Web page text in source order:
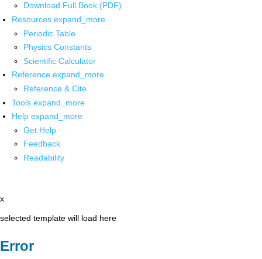
Download Full Book (PDF)
Resources expand_more
Periodic Table
Physics Constants
Scientific Calculator
Reference expand_more
Reference & Cite
Tools expand_more
Help expand_more
Get Help
Feedback
Readability
x
selected template will load here
Error